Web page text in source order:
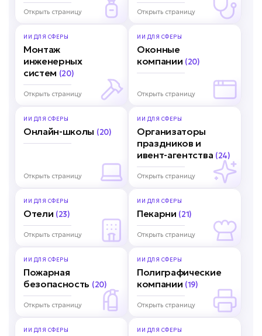
Открыть страницу Открыть страницу
ИИ ДЛЯ СФЕРЫ
Монтаж
инженерных
систем (20)
Открыть страницу
ИИ ДЛЯ СФЕРЫ
Оконные
компании (20)
Открыть страницу
ИИ ДЛЯ СФЕРЫ
Онлайн-школы (20)
Открыть страницу
ИИ ДЛЯ СФЕРЫ
Организаторы
праздников и
ивент-агентства (24)
Открыть страницу
ИИ ДЛЯ СФЕРЫ
Отели (23)
Открыть страницу
ИИ ДЛЯ СФЕРЫ
Пекарни (21)
Открыть страницу
ИИ ДЛЯ СФЕРЫ
Пожарная
безопасность (20)
Открыть страницу
ИИ ДЛЯ СФЕРЫ
Полиграфические
компании (19)
Открыть страницу
ИИ ДЛЯ СФЕРЫ ИИ ДЛЯ СФЕРЫ